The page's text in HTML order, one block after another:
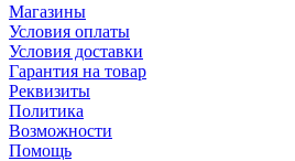
Магазины
Условия оплаты
Условия доставки
Гарантия на товар
Реквизиты
Политика
Возможности
Помощь